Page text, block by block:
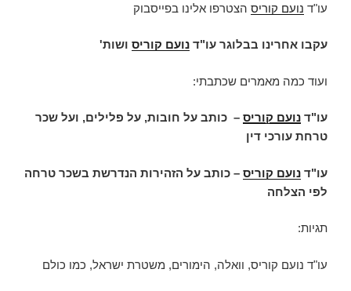
עו"ד נועם קוריס הצטרפו אלינו בפייסבוק
עקבו אחרינו בבלוגר עו"ד נועם קוריס ושות'
ועוד כמה מאמרים שכתבתי:
עו"ד נועם קוריס – כותב על חובות, על פלילים, ועל שכר
טרחת עורכי דין
עו"ד נועם קוריס – כותב על הזהירות הנדרשת בשכר טרחה
לפי הצלחה
תגיות:
עו"ד נועם קוריס, וואלה, הימורים, משטרת ישראל, כמו כולם